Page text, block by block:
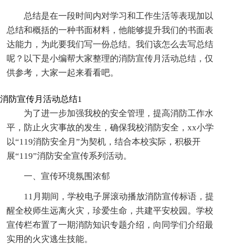
总结是在一段时间内对学习和工作生活等表现加以
总结和概括的一种书面材料，他能够提升我们的书面表
达能力，为此要我们写一份总结。我们该怎么去写总结
呢？以下是小编帮大家整理的消防宣传月活动总结，仅
供参考，大家一起来看看吧。
消防宣传月活动总结1
为了进一步加强我校的安全管理，提高消防工作水
平，防止火灾事故的发生，确保我校消防安全，xx小学
以“119消防安全月”为契机，结合本校实际，积极开
展“119”消防安全宣传系列活动。
一、宣传环境氛围浓郁
11月期间，学校电子屏滚动播放消防宣传标语，提
醒全校师生远离火灾，珍爱生命，共建平安校园。学校
宣传栏布置了一期消防知识专题介绍，向同学们介绍最
实用的火灾逃生技能。